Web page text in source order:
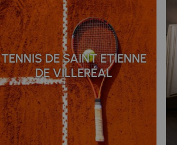
TENNIS DE SAINT ETIENNE
DE VILLERÉAL